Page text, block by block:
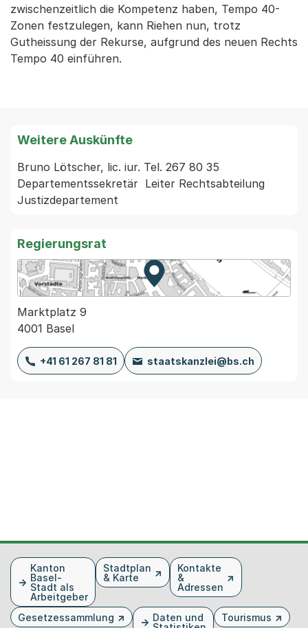
zwischenzeitlich die Kompetenz haben, Tempo 40-
Zonen festzulegen, kann Riehen nun, trotz
Gutheissung der Rekurse, aufgrund des neuen Rechts
Tempo 40 einführen.
Weitere Auskünfte
Bruno Lötscher, lic. iur. Tel. 267 80 35
Departementssekretär  Leiter Rechtsabteilung
Regierungsrat
Zur Karte von MapBS.
Externer Link, wird in einem
Marktplatz 9
4001 Basel
+41 61 267 81 81 staatskanzlei@bs.ch
FusszeileKanton
Basel-
Stadt als
Arbeitgeber
Stadtplan
& Karte
Kontakte
&
Adressen
Gesetzessammlung
Daten und
Tourismus